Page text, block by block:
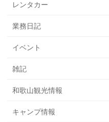
レンタカー
業務日記
イベント
雑記
和歌山観光情報
キャンプ情報